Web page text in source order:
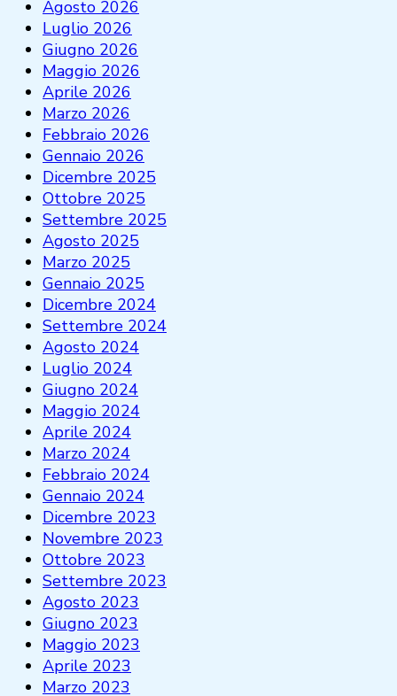
Agosto 2026
Luglio 2026
Giugno 2026
Maggio 2026
Aprile 2026
Marzo 2026
Febbraio 2026
Gennaio 2026
Dicembre 2025
Ottobre 2025
Settembre 2025
Agosto 2025
Marzo 2025
Gennaio 2025
Dicembre 2024
Settembre 2024
Agosto 2024
Luglio 2024
Giugno 2024
Maggio 2024
Aprile 2024
Marzo 2024
Febbraio 2024
Gennaio 2024
Dicembre 2023
Novembre 2023
Ottobre 2023
Settembre 2023
Agosto 2023
Giugno 2023
Maggio 2023
Aprile 2023
Marzo 2023